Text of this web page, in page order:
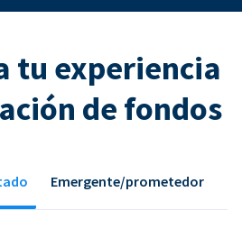
tu experiencia
de fondos
Emergente/prometedor